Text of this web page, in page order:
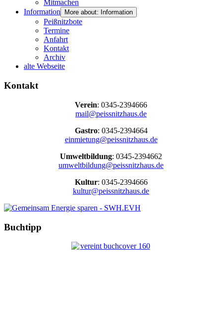
Mitmachen
Information
More about: Information
Peißnitzbote
Termine
Anfahrt
Kontakt
Archiv
alte Webseite
Kontakt
Verein: 0345-2394666
mail@peissnitzhaus.de
Gastro: 0345-2394664
einmietung@peissnitzhaus.de
Umweltbildung: 0345-2394662
umweltbildung@peissnitzhaus.de
Kultur: 0345-2394666
kultur@peissnitzhaus.de
Buchtipp